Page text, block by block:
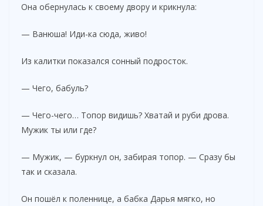
Она обернулась к своему двору и крикнула:
— Ванюша! Иди-ка сюда, живо!
Из калитки показался сонный подросток.
— Чего, бабуль?
— Чего-чего… Топор видишь? Хватай и руби дрова.
Мужик ты или где?
— Мужик, — буркнул он, забирая топор. — Сразу бы
так и сказала.
Он пошёл к поленнице, а бабка Дарья мягко, но